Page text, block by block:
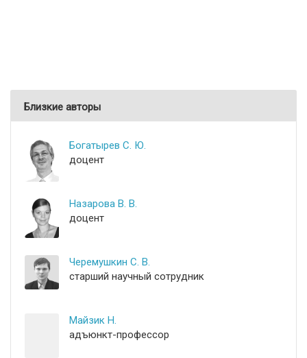
Близкие авторы
Богатырев С. Ю.
доцент
Назарова В. В.
доцент
Черемушкин С. В.
старший научный сотрудник
Майзик Н.
адъюнкт-профессор